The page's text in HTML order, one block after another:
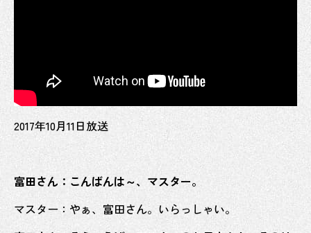
2017年10月11日放送
富田さん：こんばんは～、マスター。
マスター：やぁ、富田さん。いらっしゃい。